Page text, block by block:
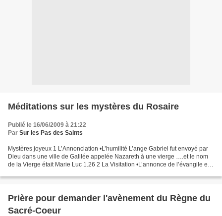
Méditations sur les mystères du Rosaire
Publié le 16/06/2009 à 21:22
Par Sur les Pas des Saints
Mystères joyeux 1 L’Annonciation •L’humilité L’ange Gabriel fut envoyé par
Dieu dans une ville de Galilée appelée Nazareth à une vierge ….et le nom
de la Vierge était Marie Luc 1.26 2 La Visitation •L’annonce de l’évangile et
Prière pour demander l'avènement du Règne du
Sacré-Coeur